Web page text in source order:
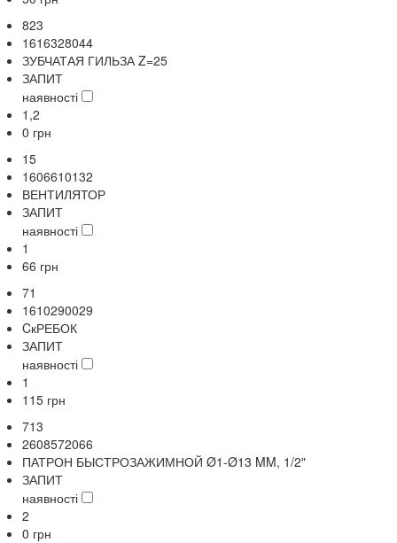
823
1616328044
ЗУБЧАТАЯ ГИЛЬЗА Z=25
ЗАПИТ
наявності
1,2
0 грн
15
1606610132
ВЕНТИЛЯТОР
ЗАПИТ
наявності
1
66 грн
71
1610290029
CкРЕБОК
ЗАПИТ
наявності
1
115 грн
713
2608572066
ПАТРОН БЫСТРОЗАЖИМНОЙ Ø1-Ø13 MM, 1/2"
ЗАПИТ
наявності
2
0 грн